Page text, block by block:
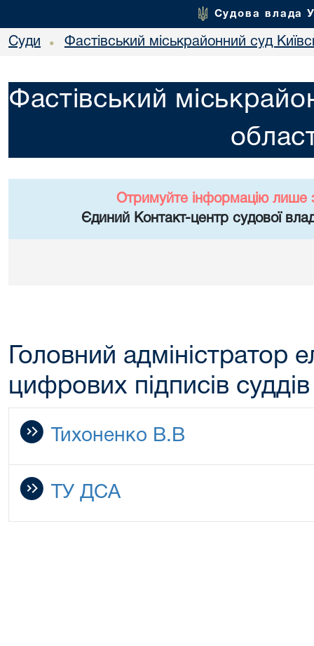
Судова влада
Суди • Фастівський міськрайонний суд
Фастівський
Отримуйте інформацію лише
Єдиний Контакт-центр судової
Головний адміністратор
цифрових підписів суддів
Тихоненко В.В
ТУ ДСА